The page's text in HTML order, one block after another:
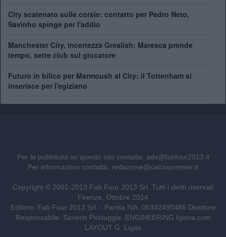
City scatenato sulle corsie: contatto per Pedro Neto,
Savinho spinge per l'addio
Manchester City, incertezza Grealish: Maresca prende
tempo, sette club sul giocatore
Futuro in bilico per Marmoush al City: il Tottenham si
inserisce per l'egiziano
Per la pubblicità su questo sito contatta: adv@fabfour2013.it
Per informazioni contatta: redazione@calciopremier.it
Copyright © 2001-2013 Fab Four 2013 Srl. Tutti i diritti riservati
Firenze, Ottobre 2014
Editore: Fab Four 2013 Srl. - Partita IVA: 06342490486 Direttore
Responsabile: Saverio Pestuggia. ENGINEERING fgiova.com
LAYOUT G. Ligas